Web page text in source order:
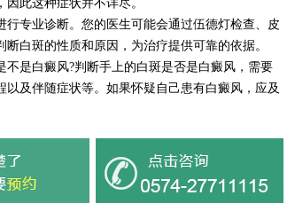
此这种症状并不详尽。
专业诊断。您的医生可能会通过伍德灯检查、皮
白斑的性质和原因，为治疗提供可靠的依据。
是白癜风?判断手上的白斑是否是白癜风，需要
及伴随症状等。如果怀疑自己患有白癜风，应及